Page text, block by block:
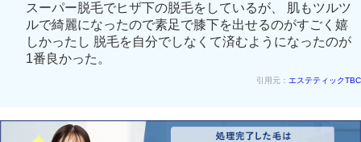
スーパー脱毛でヒザ下の脱毛をしているが、 肌もツルツ
ルで綺麗になったので素足で膝下を出せるのがすごく嬉
しかったし 脱毛を自分でしなくて済むようになったのが
1番良かった。
引用元： エステティックTBC